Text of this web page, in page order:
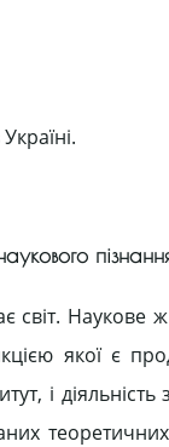
світ.
якої є
і